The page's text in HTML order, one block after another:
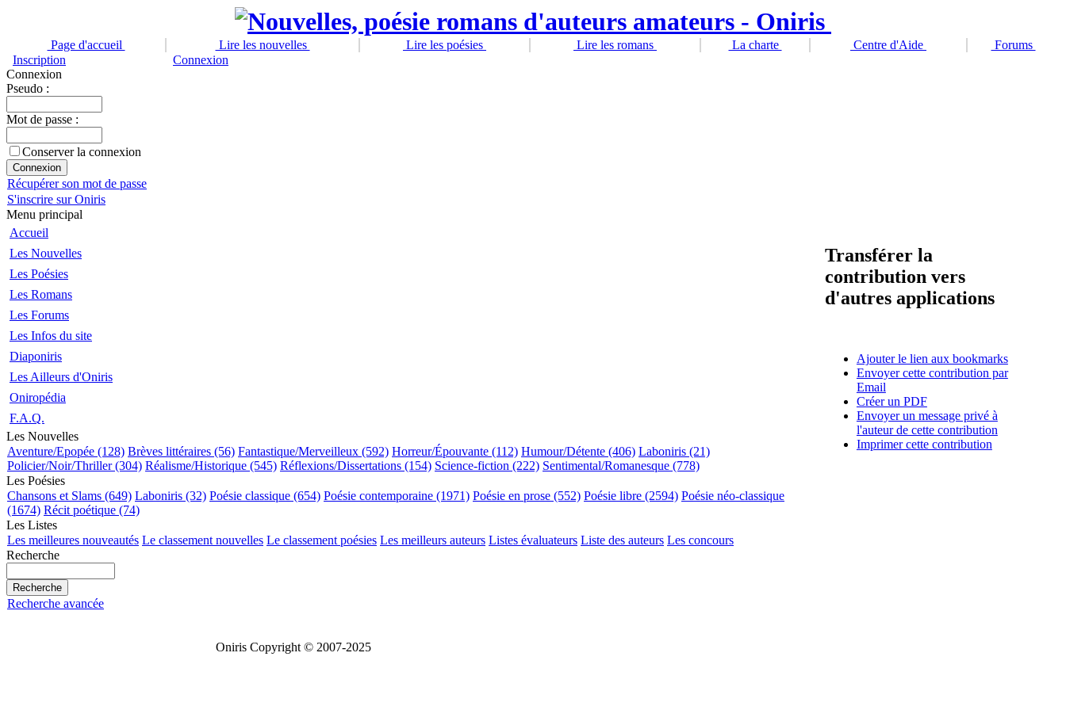
Page d'accueil Lire les nouvelles Lire les poésies Lire les romans La charte Centre d'Aide
Forums
Inscription
Connexion
Connexion
Pseudo :
Mot de passe :
Conserver la connexion
Récupérer son mot de passe
S'inscrire sur Oniris
Menu principal
Accueil
Les Nouvelles
Les Poésies
Les Romans
Les Forums
Les Infos du site
Diaponiris
Les Ailleurs d'Oniris
Oniropédia
F.A.Q.
Les Nouvelles
Aventure/Epopée (128) Brèves littéraires (56) Fantastique/Merveilleux (592) Horreur/Épouvante (112) Humour/Détente (406) Laboniris (21)
Policier/Noir/Thriller (304) Réalisme/Historique (545) Réflexions/Dissertations (154) Science-fiction (222) Sentimental/Romanesque (778)
Les Poésies
Chansons et Slams (649) Laboniris (32) Poésie classique (654) Poésie contemporaine (1971) Poésie en prose (552) Poésie libre (2594) Poésie néo-classique
(1674) Récit poétique (74)
Les Listes
Les meilleures nouveautés Le classement nouvelles Le classement poésies Les meilleurs auteurs Listes évaluateurs Liste des auteurs Les concours
Recherche
Recherche avancée
Transférer la
contribution vers
d'autres applications
Ajouter le lien aux bookmarks
Envoyer cette contribution par
Email
Créer un PDF
Envoyer un message privé à
l'auteur de cette contribution
Imprimer cette contribution
Oniris Copyright © 2007-2025